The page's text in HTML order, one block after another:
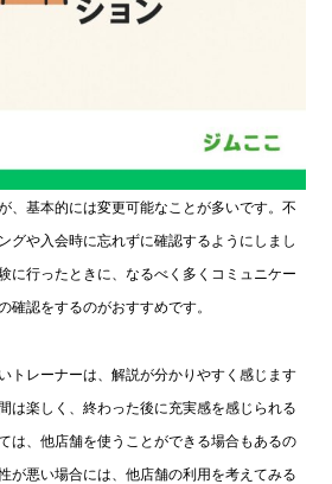
、基本的には変更可能なことが多いです。不
グや入会時に忘れずに確認するようにしまし
に行ったときに、なるべく多くコミュニケー
確認をするのがおすすめです。
トレーナーは、解説が分かりやすく感じます
は楽しく、終わった後に充実感を感じられる
は、他店舗を使うことができる場合もあるの
が悪い場合には、他店舗の利用を考えてみる